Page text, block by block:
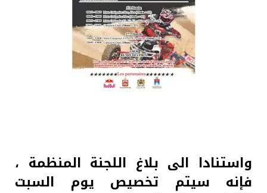
واستنادا الى بلاغ اللجنة المنظمة ،
فإنه سيتم تخصيص يوم السبت